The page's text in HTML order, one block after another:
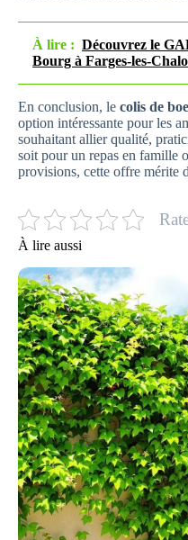
À lire : Découvrez le
Bourg à Farges-les-
En conclusion, le colis de
option intéressante pour les
souhaitant allier qualité,
soit pour un repas en famille
provisions, cette offre mérite
À lire aussi